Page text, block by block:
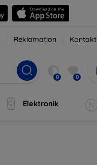
Reklamation Kontakt
0 0
Elektronik